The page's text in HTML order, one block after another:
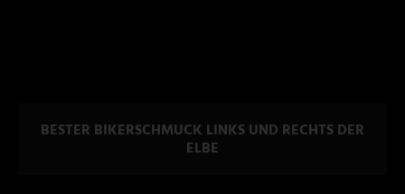
BESTER BIKERSCHMUCK LINKS UND RECHTS DER
ELBE